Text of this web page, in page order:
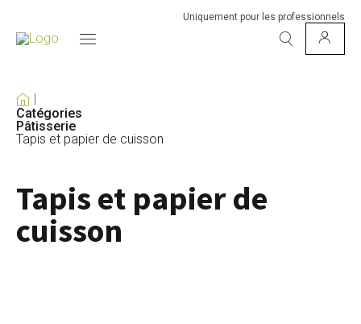
Uniquement pour les professionnels
Catégories
Pâtisserie
Tapis et papier de cuisson
Tapis et papier de
cuisson